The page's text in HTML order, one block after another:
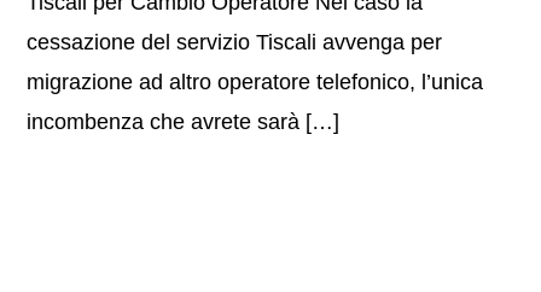
cessazione del servizio Tiscali avvenga per
migrazione ad altro operatore telefonico, l’unica
incombenza che avrete sarà […]